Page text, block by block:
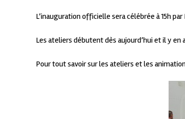
L’inauguration officielle sera célébrée à 15h
Les ateliers débutent dès aujourd’hui et il y
Pour tout savoir sur les ateliers et les